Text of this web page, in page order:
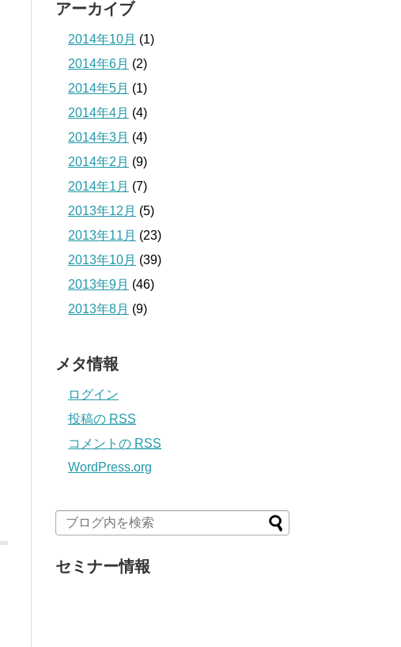
アーカイブ
2014年10月 (1)
2014年6月 (2)
2014年5月 (1)
2014年4月 (4)
2014年3月 (4)
2014年2月 (9)
2014年1月 (7)
2013年12月 (5)
2013年11月 (23)
2013年10月 (39)
2013年9月 (46)
2013年8月 (9)
メタ情報
ログイン
投稿の RSS
コメントの RSS
WordPress.org
セミナー情報